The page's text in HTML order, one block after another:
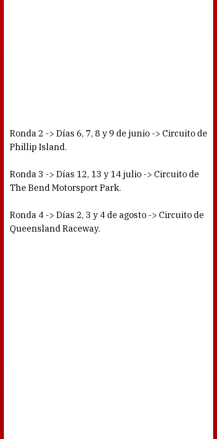
Ronda 2 -> Días 6, 7, 8 y 9 de junio -> Circuito de
Phillip Island.
Ronda 3 -> Días 12, 13 y 14 julio -> Circuito de
The Bend Motorsport Park.
Ronda 4 -> Días 2, 3 y 4 de agosto -> Circuito de
Queensland Raceway.